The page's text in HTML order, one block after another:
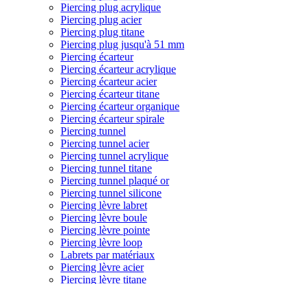
Piercing plug acrylique
Piercing plug acier
Piercing plug titane
Piercing plug jusqu'à 51 mm
Piercing écarteur
Piercing écarteur acrylique
Piercing écarteur acier
Piercing écarteur titane
Piercing écarteur organique
Piercing écarteur spirale
Piercing tunnel
Piercing tunnel acier
Piercing tunnel acrylique
Piercing tunnel titane
Piercing tunnel plaqué or
Piercing tunnel silicone
Piercing lèvre labret
Piercing lèvre boule
Piercing lèvre pointe
Piercing lèvre loop
Labrets par matériaux
Piercing lèvre acier
Piercing lèvre titane